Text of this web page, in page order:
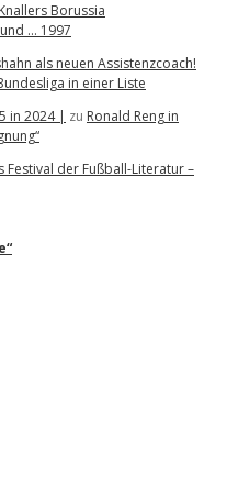
Borussia
… 1997
als neuen Assistenzcoach!
in einer Liste
in 2024 | zu Ronald Reng in
Festival der Fußball-Literatur –